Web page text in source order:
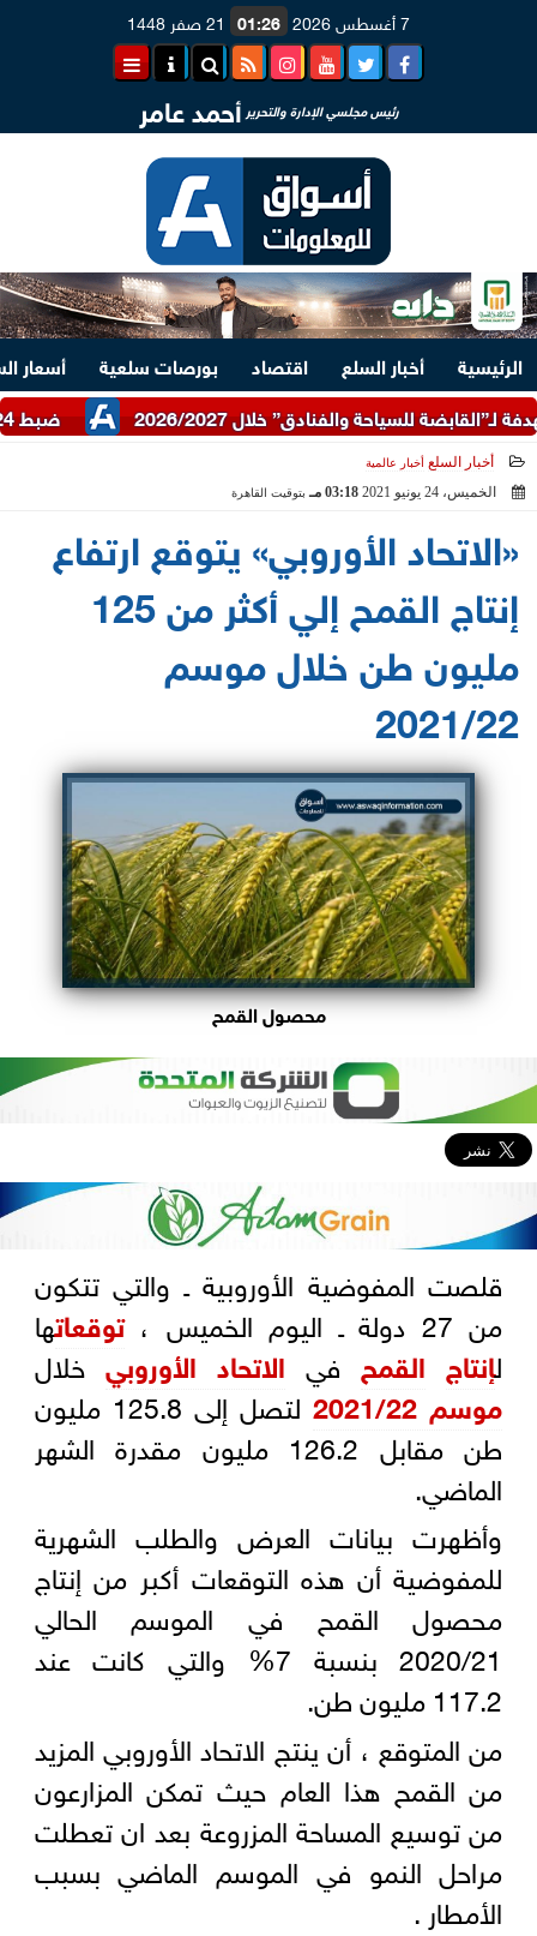
7 أغسطس 2026 01:26 21 صفر 1448
رئيس مجلسي الإدارة والتحرير أحمد عامر
الرئيسية أخبار السلع اقتصاد بورصات سلعية
أسعار
ضبط 24 طن دقيق أبيض وبلدي مدعم عبر شرطة التموين
أخبار السلع أخبار عالمية
الخميس، 24 يونيو 2021 03:18 مـ بتوقيت القاهرة
«الاتحاد الأوروبي» يتوقع ارتفاع
إنتاج القمح إلي أكثر من 125
مليون طن خلال موسم
2021/22
محصول القمح
قلصت المفوضية الأوروبية ـ والتي تتكون
من 27 دولة ـ اليوم الخميس ،
توقعاتها
لإنتاج القمح في الاتحاد الأوروبي خلال
موسم 2021/22
لتصل إلى 125.8 مليون
طن مقابل 126.2 مليون مقدرة الشهر
الماضي.
وأظهرت بيانات العرض والطلب الشهرية
للمفوضية أن هذه التوقعات أكبر من إنتاج
محصول القمح في الموسم الحالي
2020/21 بنسبة 7% والتي كانت عند
117.2 مليون طن.
من المتوقع ، أن ينتج الاتحاد الأوروبي المزيد
من القمح هذا العام حيث تمكن المزارعون
من توسيع المساحة المزروعة بعد ان تعطلت
مراحل النمو في الموسم الماضي بسبب
الأمطار .